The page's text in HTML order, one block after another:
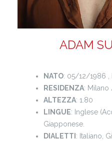
ADAM
NATO: 05/12/1986 ,
RESIDENZA:
ALTEZZA: 1.80
LINGUE: Inglese
Giapponese.
DIALETTI : Italiano,